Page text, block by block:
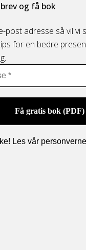
og få bok
post adresse så vil vi
for en bedre
Les vår